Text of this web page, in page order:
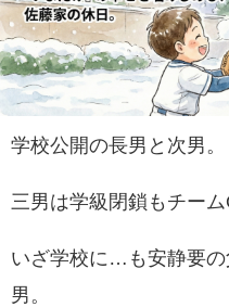
学校公開の長男と次男。
三男は学級閉鎖もチーム
いざ学校に…も安静要の
男。